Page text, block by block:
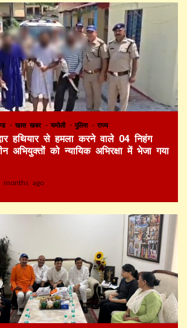
खास खबर चमोली पुलिस राज्य
हथियार से हमला करने वाले 04 निहंग
अभियुक्तों को न्यायिक अभिरक्षा में भेजा गया
months ago